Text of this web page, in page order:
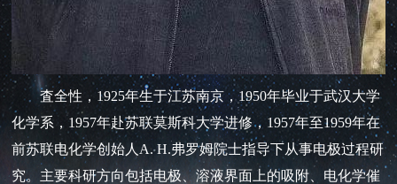
査全性，1925年生于江苏南京，1950年毕业于武汉大学
化学系，1957年赴苏联莫斯科大学进修，1957年至1959年在
前苏联电化学创始人A. H.弗罗姆院士指导下从事电极过程研
究。主要科研方向包括电极、溶液界面上的吸附、电化学催